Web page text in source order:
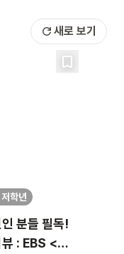
새로 보기
학년
분들 필독!
: EBS <